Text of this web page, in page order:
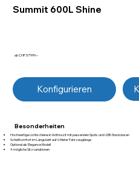
Summit 600L Shine
ab CHF 57'999.–
Konfigurieren
Besonderheiten
Hochwertige Lichtschiene in Anthrazit mit passenden Spots und USB-Steckdosen
Schlafkomfort im Längsbett auf 6 Meter Fahrzeuglänge
Optional als Elegance Modell
4 mögliche Sitzvariationen